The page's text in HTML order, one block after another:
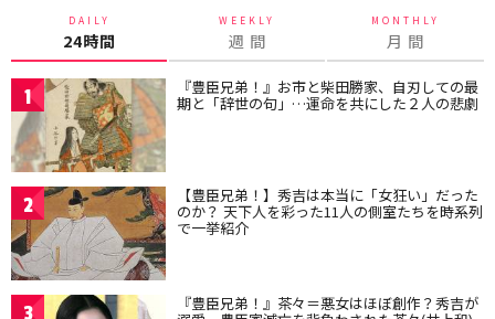
DAILY
24時間
WEEKLY
週 間
MONTHLY
月 間
1 『豊臣兄弟！』お市と柴田勝家、自刃しての最
期と「辞世の句」…運命を共にした２人の悲劇
2 【豊臣兄弟！】秀吉は本当に「女狂い」だった
のか？ 天下人を彩った11人の側室たちを時系列
で一挙紹介
3 『豊臣兄弟！』茶々＝悪女はほぼ創作？秀吉が